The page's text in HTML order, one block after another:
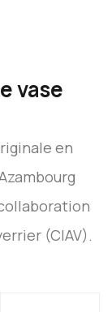
vase
en
(CIAV).